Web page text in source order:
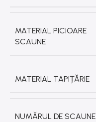
MATERIAL PICIOARE
SCAUNE
MATERIAL TAPIȚĂRIE
NUMĂRUL DE SCAUNE